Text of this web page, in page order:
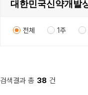
전체 1주
검색결과 총 38 건